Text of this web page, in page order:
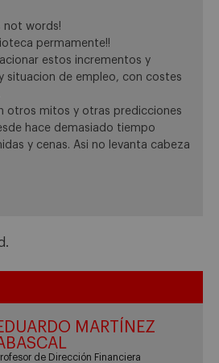
not words!
permamente!!
estos incrementos y
situacion de empleo, con costes
otros mitos y otras predicciones
hace demasiado tiempo
y cenas. Asi no levanta cabeza
MARTÍNEZ
de Dirección Financiera